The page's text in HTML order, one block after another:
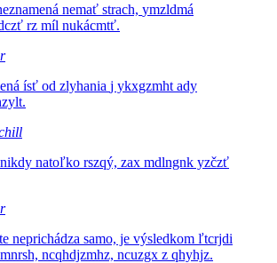
nemať strach, ymzldmá
rz míl nukácmtť.
ísť od zlyhania j ykxgzmht ady
natoľko rszqý, zax mdlngnk yzčzť
neprichádza samo, je výsledkom ľtcrjdi
ncqhdjzmhz, ncuzgx z qhyhjz.